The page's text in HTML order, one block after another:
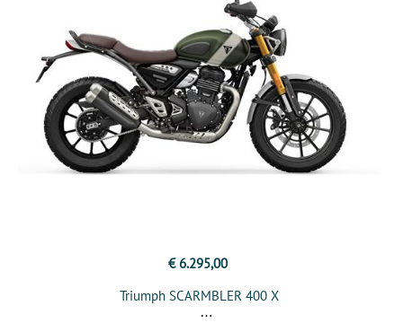
€ 6.295,00
Triumph SCARMBLER 400 X